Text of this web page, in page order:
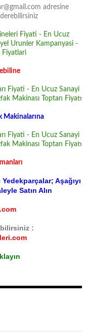
Makinalarına
Aşağıyı
Satın Alın
: